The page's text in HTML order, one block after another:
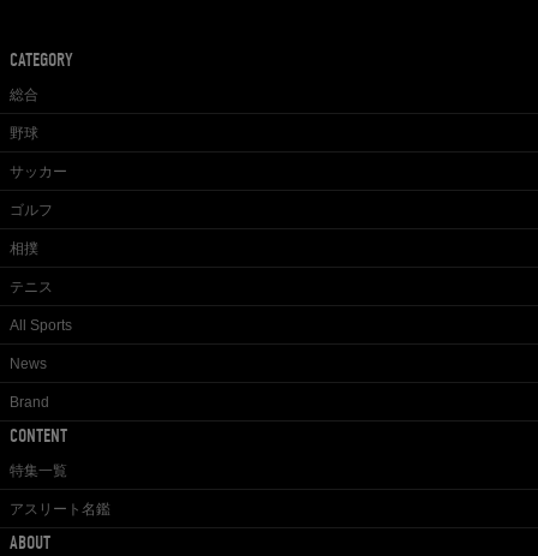
CATEGORY
総合
野球
サッカー
ゴルフ
相撲
テニス
All Sports
News
Brand
CONTENT
特集一覧
アスリート名鑑
ABOUT